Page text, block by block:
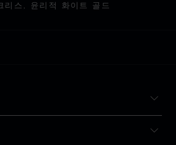
리스, 윤리적 화이트 골드
변경)